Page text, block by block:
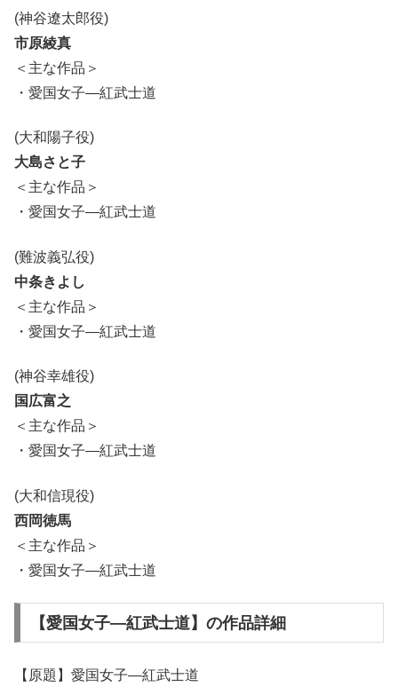
(神谷遼太郎役)
市原綾真
＜主な作品＞
・愛国女子―紅武士道
(大和陽子役)
大島さと子
＜主な作品＞
・愛国女子―紅武士道
(難波義弘役)
中条きよし
＜主な作品＞
・愛国女子―紅武士道
(神谷幸雄役)
国広富之
＜主な作品＞
・愛国女子―紅武士道
(大和信現役)
西岡徳馬
＜主な作品＞
・愛国女子―紅武士道
【愛国女子―紅武士道】の作品詳細
【原題】愛国女子―紅武士道